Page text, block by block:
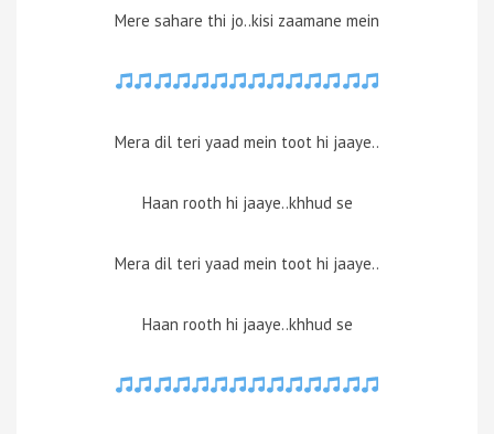
Mere sahare thi jo..kisi zaamane mein
Mera dil teri yaad mein toot hi jaaye..
Haan rooth hi jaaye..khhud se
Mera dil teri yaad mein toot hi jaaye..
Haan rooth hi jaaye..khhud se